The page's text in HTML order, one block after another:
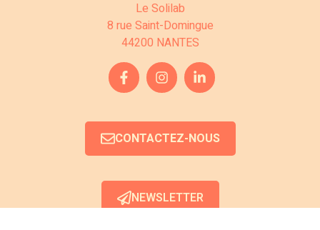
Le Solilab
8 rue Saint-Domingue
44200 NANTES
CONTACTEZ-NOUS
NEWSLETTER